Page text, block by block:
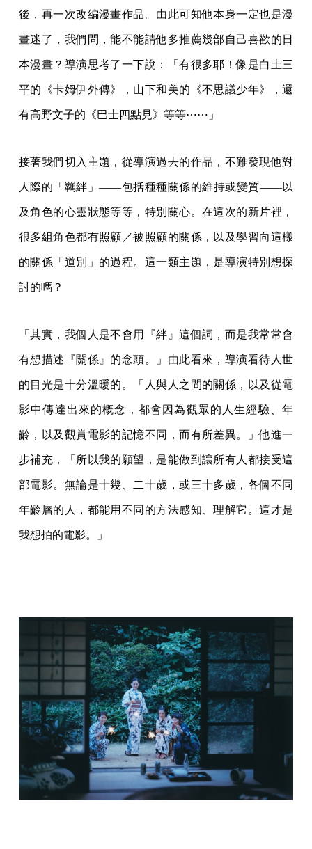
後，再一次改編漫畫作品。由此可知他本身一定也是漫
畫迷了，我們問，能不能請他多推薦幾部自己喜歡的日
本漫畫？導演思考了一下說：「有很多耶！像是白土三
平的《卡姆伊外傳》，山下和美的《不思議少年》，還
有高野文子的《巴士四點見》等等⋯⋯」
接著我們切入主題，從導演過去的作品，不難發現他對
人際的「羈絆」——包括種種關係的維持或變質——以
及角色的心靈狀態等等，特別關心。在這次的新片裡，
很多組角色都有照顧／被照顧的關係，以及學習向這樣
的關係「道別」的過程。這一類主題，是導演特別想探
討的嗎？
「其實，我個人是不會用『絆』這個詞，而是我常常會
有想描述『關係』的念頭。」由此看來，導演看待人世
的目光是十分溫暖的。「人與人之間的關係，以及從電
影中傳達出來的概念，都會因為觀眾的人生經驗、年
齡，以及觀賞電影的記憶不同，而有所差異。」他進一
步補充，「所以我的願望，是能做到讓所有人都接受這
部電影。無論是十幾、二十歲，或三十多歲，各個不同
年齡層的人，都能用不同的方法感知、理解它。這才是
我想拍的電影。」